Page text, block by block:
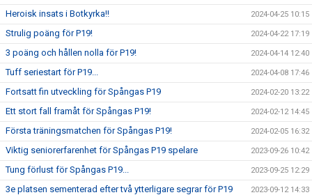
Heroisk insats i Botkyrka!! 2024-04-25 10:15
Strulig poäng för P19! 2024-04-22 17:19
3 poäng och hållen nolla för P19! 2024-04-14 12:40
Tuff seriestart för P19... 2024-04-08 17:46
Fortsatt fin utveckling för Spångas P19 2024-02-20 13:22
Ett stort fall framåt för Spångas P19! 2024-02-12 14:45
Första träningsmatchen för Spångas P19! 2024-02-05 16:32
Viktig seniorerfarenhet för Spångas P19 spelare 2023-09-26 10:42
Tung förlust för Spångas P19... 2023-09-25 12:29
3e platsen sementerad efter två ytterligare segrar för P19 2023-09-12 14:33